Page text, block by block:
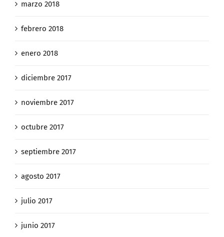
marzo 2018
febrero 2018
enero 2018
diciembre 2017
noviembre 2017
octubre 2017
septiembre 2017
agosto 2017
julio 2017
junio 2017